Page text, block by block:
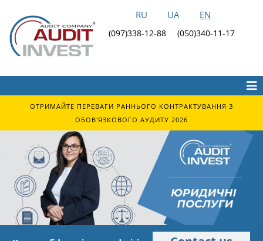
RU UA EN
(097)338-12-88 (050)340-11-17
ОТРИМАЙТЕ ПЕРЕВАГИ РАННЬОГО КОНТРАКТУВАННЯ З
ОБОВ'ЯЗКОВОГО АУДИТУ 2026